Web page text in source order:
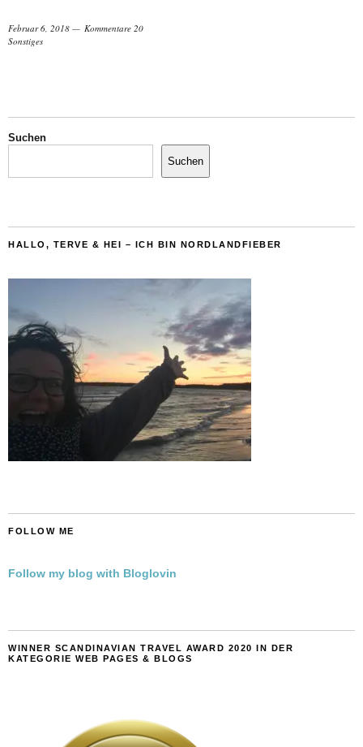
Februar 6, 2018
Kommentare 20
Sonstiges
Suchen
Suchen
HALLO, TERVE & HEI – ICH BIN NORDLANDFIEBER
FOLLOW ME
Follow my blog with Bloglovin
WINNER SCANDINAVIAN TRAVEL AWARD 2020 IN DER
KATEGORIE WEB PAGES & BLOGS